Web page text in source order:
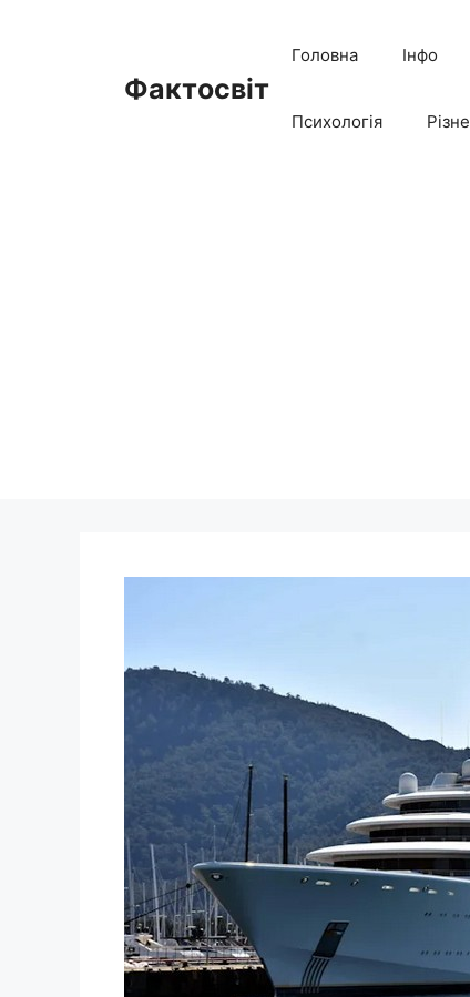
Фактосвіт
Головна Інфо
Психологія Різне